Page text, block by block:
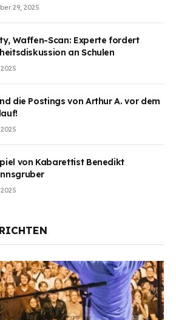
des Kriegesheilen
29, 2025
Waffen-Scan: Experte fordert
an Schulen
die Postings von Arthur A. vor dem
von Kabarettist Benedikt